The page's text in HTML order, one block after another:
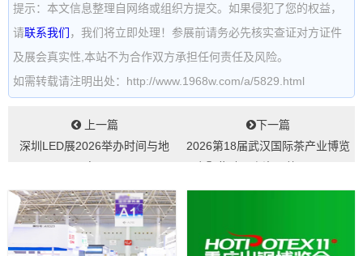
提示：本文信息整理自网络或组织方提交。如果侵犯了您的权益，
请联系我们 ，我们将立即处理！参展前请务必先核实查证对方证件
及展会真实性,本站不为合作双方承担任何责任及风险。
如需转载请注明出处：http://www.1968w.com/a/5829.html
上一篇
深圳LED展2026举办时间与地
下一篇
2026第18届武汉国际茶产业博览
（华巨臣...